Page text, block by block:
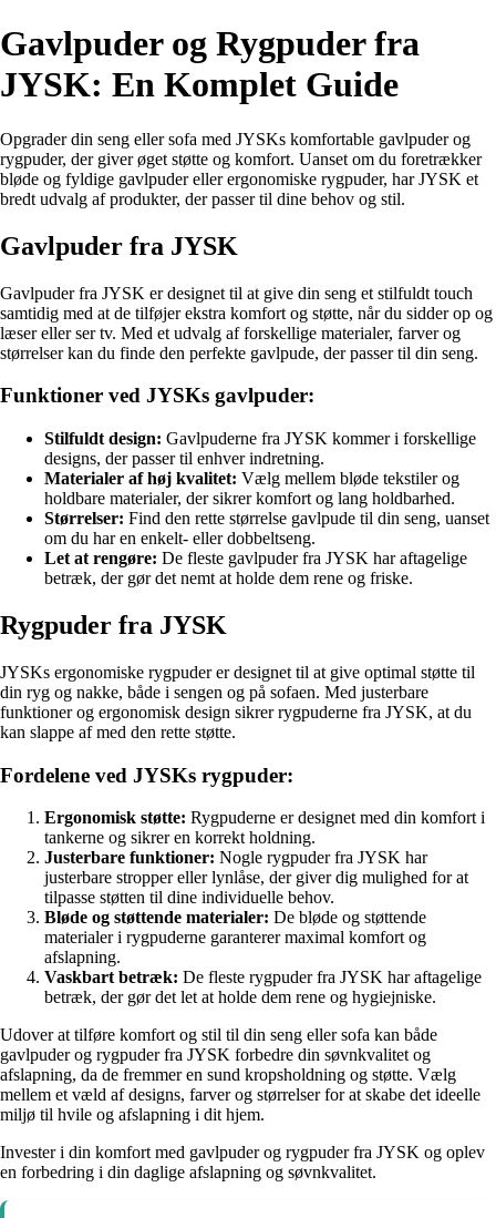
Gavlpuder og Rygpuder fra
JYSK: En Komplet Guide
Opgrader din seng eller sofa med JYSKs komfortable gavlpuder og
rygpuder, der giver øget støtte og komfort. Uanset om du foretrækker
bløde og fyldige gavlpuder eller ergonomiske rygpuder, har JYSK et
bredt udvalg af produkter, der passer til dine behov og stil.
Gavlpuder fra JYSK
Gavlpuder fra JYSK er designet til at give din seng et stilfuldt touch
samtidig med at de tilføjer ekstra komfort og støtte, når du sidder op og
læser eller ser tv. Med et udvalg af forskellige materialer, farver og
størrelser kan du finde den perfekte gavlpude, der passer til din seng.
Funktioner ved JYSKs gavlpuder:
Stilfuldt design: Gavlpuderne fra JYSK kommer i forskellige
designs, der passer til enhver indretning.
Materialer af høj kvalitet: Vælg mellem bløde tekstiler og
holdbare materialer, der sikrer komfort og lang holdbarhed.
Størrelser: Find den rette størrelse gavlpude til din seng, uanset
om du har en enkelt- eller dobbeltseng.
Let at rengøre: De fleste gavlpuder fra JYSK har aftagelige
betræk, der gør det nemt at holde dem rene og friske.
Rygpuder fra JYSK
JYSKs ergonomiske rygpuder er designet til at give optimal støtte til
din ryg og nakke, både i sengen og på sofaen. Med justerbare
funktioner og ergonomisk design sikrer rygpuderne fra JYSK, at du
kan slappe af med den rette støtte.
Fordelene ved JYSKs rygpuder:
Ergonomisk støtte: Rygpuderne er designet med din komfort i
tankerne og sikrer en korrekt holdning.
Justerbare funktioner: Nogle rygpuder fra JYSK har
justerbare stropper eller lynlåse, der giver dig mulighed for at
tilpasse støtten til dine individuelle behov.
Bløde og støttende materialer: De bløde og støttende
materialer i rygpuderne garanterer maximal komfort og
afslapning.
Vaskbart betræk: De fleste rygpuder fra JYSK har aftagelige
betræk, der gør det let at holde dem rene og hygiejniske.
Udover at tilføre komfort og stil til din seng eller sofa kan både
gavlpuder og rygpuder fra JYSK forbedre din søvnkvalitet og
afslapning, da de fremmer en sund kropsholdning og støtte. Vælg
mellem et væld af designs, farver og størrelser for at skabe det ideelle
miljø til hvile og afslapning i dit hjem.
Invester i din komfort med gavlpuder og rygpuder fra JYSK og oplev
en forbedring i din daglige afslapning og søvnkvalitet.